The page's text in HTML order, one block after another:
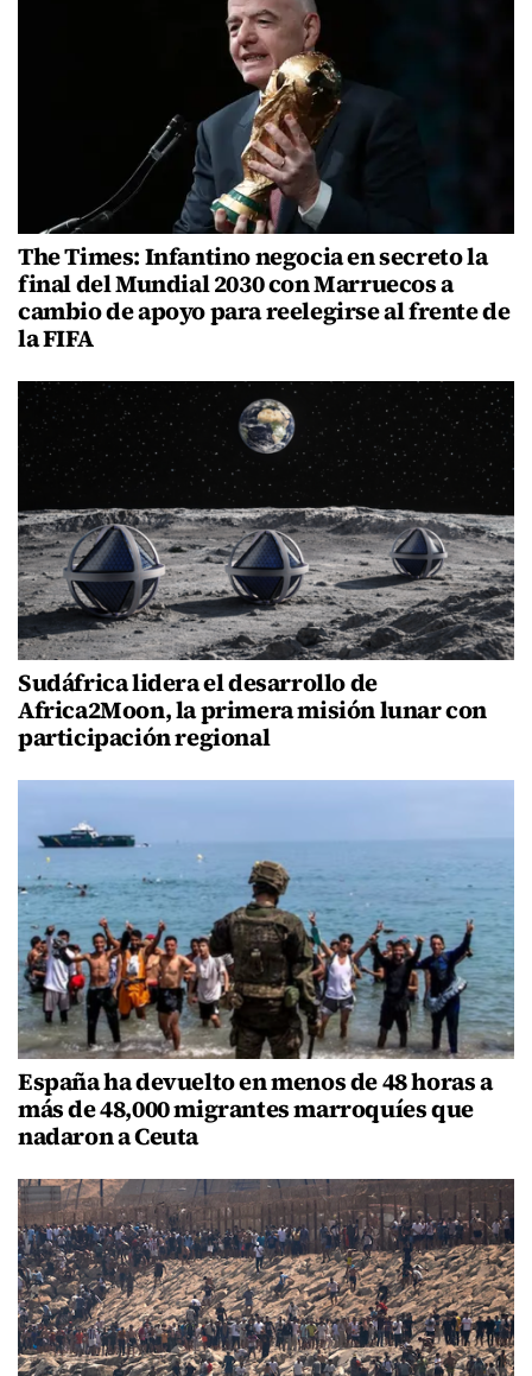
The Times: Infantino negocia en secreto la
final del Mundial 2030 con Marruecos a
cambio de apoyo para reelegirse al frente de
la FIFA
Sudáfrica lidera el desarrollo de
Africa2Moon, la primera misión lunar con
participación regional
España ha devuelto en menos de 48 horas a
más de 48,000 migrantes marroquíes que
nadaron a Ceuta